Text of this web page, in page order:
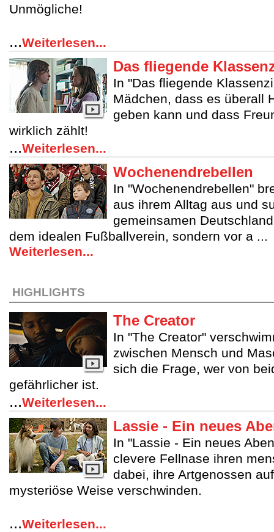
Unmögliche!
...Weiterlesen...
Das fliegende
In "Das fliegende
Mädchen, dass es überall
geben kann und dass
wirklich zählt!
...Weiterlesen...
Wochenendrebellen
In "Wochenendrebellen"
aus ihrem Alltag aus und
gemeinsamen
dem idealen Fußballverein, sondern vor a ...
Weiterlesen...
HIGHLIGHTS
The Creator
In "The Creator"
zwischen Mensch und
sich die Frage, wer von
gefährlicher ist.
...Weiterlesen...
Lassie - Ein neues
In "Lassie - Ein neues
clevere Fellnase ihren
dabei, ihre Artgenossen
mysteriöse Weise verschwinden.
...Weiterlesen...